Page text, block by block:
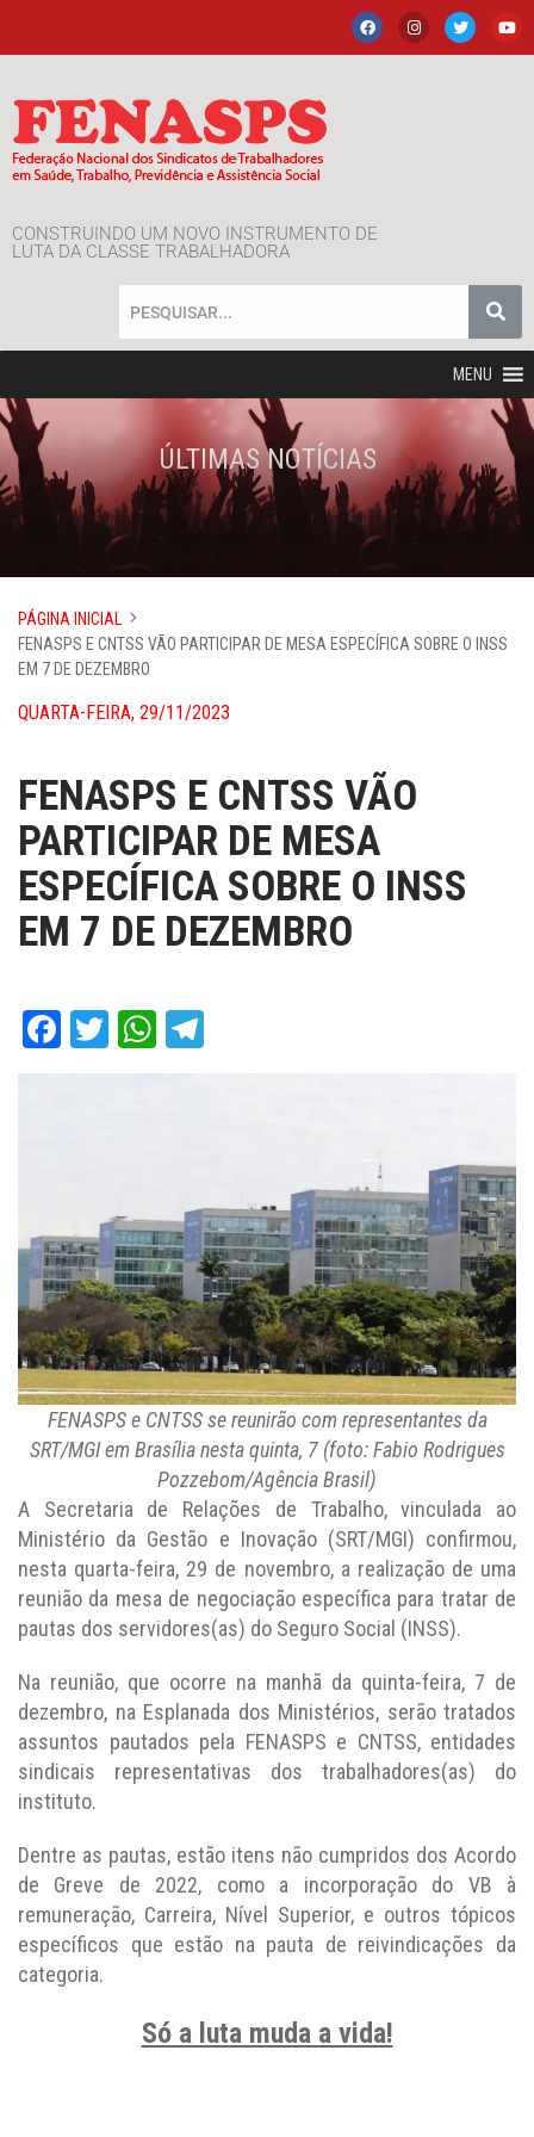
CONSTRUINDO UM NOVO INSTRUMENTO DE
LUTA DA CLASSE TRABALHADORA
MENU
ÚLTIMAS NOTÍCIAS
PÁGINA INICIAL
FENASPS E CNTSS VÃO PARTICIPAR DE MESA ESPECÍFICA SOBRE O INSS
EM 7 DE DEZEMBRO
QUARTA-FEIRA, 29/11/2023
FENASPS E CNTSS VÃO
PARTICIPAR DE MESA
ESPECÍFICA SOBRE O INSS
EM 7 DE DEZEMBRO
Facebook
TwitterWhatsApp
FENASPS e CNTSS se reunirão com representantes da
SRT/MGI em Brasília nesta quinta, 7 (foto: Fabio Rodrigues
Pozzebom/Agência Brasil)
A Secretaria de Relações de Trabalho, vinculada ao
Ministério da Gestão e Inovação (SRT/MGI) confirmou,
nesta quarta-feira, 29 de novembro, a realização de uma
reunião da mesa de negociação específica para tratar de
pautas dos servidores(as) do Seguro Social (INSS).
Na reunião, que ocorre na manhã da quinta-feira, 7 de
dezembro, na Esplanada dos Ministérios, serão tratados
assuntos pautados pela FENASPS e CNTSS, entidades
sindicais representativas dos trabalhadores(as) do
instituto.
Dentre as pautas, estão itens não cumpridos dos Acordo
de Greve de 2022, como a incorporação do VB à
remuneração, Carreira, Nível Superior, e outros tópicos
específicos que estão na pauta de reivindicações da
categoria.
Só a luta muda a vida!